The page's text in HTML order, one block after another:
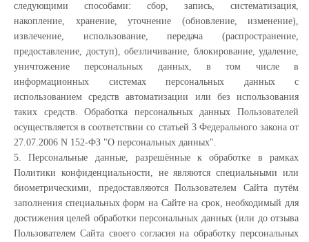
следующими способами: сбор, запись, систематизация,
накопление, хранение, уточнение (обновление, изменение),
извлечение, использование, передача (распространение,
предоставление, доступ), обезличивание, блокирование, удаление,
уничтожение персональных данных, в том числе в
информационных системах персональных данных с
использованием средств автоматизации или без использования
таких средств. Обработка персональных данных Пользователей
осуществляется в соответствии со статьей 3 Федерального закона от
27.07.2006 N 152-ФЗ "О персональных данных".
5. Персональные данные, разрешённые к обработке в рамках
Политики конфиденциальности, не являются специальными или
биометрическими, предоставляются Пользователем Сайта путём
заполнения специальных форм на Сайте на срок, необходимый для
достижения целей обработки персональных данных (или до отзыва
Пользователем Сайта своего согласия на обработку персональных